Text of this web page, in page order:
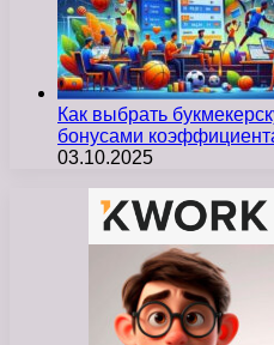
Как выбрать
бонусами
03.10.2025